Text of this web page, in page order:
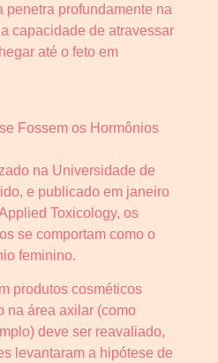
penetra profundamente na
capacidade de atravessar
até o feto em
Fossem os Hormônios
na Universidade de
e publicado em janeiro
Toxicology, os
se comportam como o
feminino.
produtos cosméticos
na área axilar (como
deve ser reavaliado,
levantaram a hipótese de